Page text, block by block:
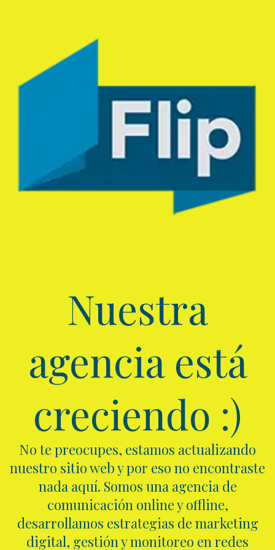
Nuestra
agencia está
creciendo :)
No te preocupes, estamos actualizando
nuestro sitio web y por eso no encontraste
nada aquí. Somos una agencia de
comunicación online y offline,
desarrollamos estrategias de marketing
digital, gestión y monitoreo en redes